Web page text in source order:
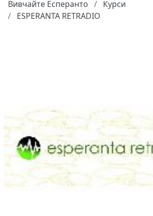
Вивчайте Есперанто
Курси
ESPERANTA RETRADIO